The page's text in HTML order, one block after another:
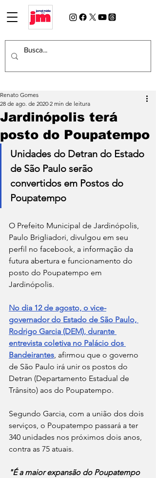
Jardinópolis terá
posto do Poupatempo
Renato Gomes
28 de ago. de 2020 2 min de leitura
Unidades do Detran do Estado
de São Paulo serão
convertidos em Postos do
Poupatempo
O Prefeito Municipal de Jardinópolis,
Paulo Brigliadori, divulgou em seu
perfil no facebook, a informação da
futura abertura e funcionamento do
posto do Poupatempo em
Jardinópolis.
No dia 12 de agosto, o vice-
governador do Estado de São Paulo,
Rodrigo Garcia (DEM), durante
entrevista coletiva no Palácio dos
Bandeirantes, afirmou que o governo
de São Paulo irá unir os postos do
Detran (Departamento Estadual de
Trânsito) aos do Poupatempo.
Segundo Garcia, com a união dos dois
serviços, o Poupatempo passará a ter
340 unidades nos próximos dois anos,
contra as 75 atuais.
"É a maior expansão do Poupatempo